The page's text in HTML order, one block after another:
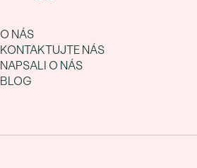
O NÁS
KONTAKTUJTE NÁS
NAPSALI O NÁS
BLOG